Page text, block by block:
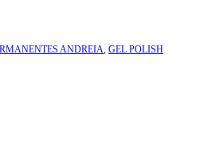
ANDREIA, GEL POLISH